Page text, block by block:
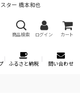
ター 橋本和也
商品検索 ログイン カート
ふるさと納税 問い合わせ